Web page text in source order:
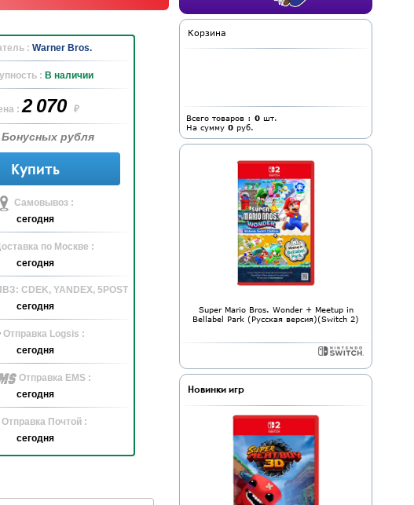
: Warner Bros.
: В наличии
:2 070 ₽
Бонусных рубля
Купить
Самовывоз :
сегодня
по Москве :
сегодня
CDEK, YANDEX, 5POST
сегодня
Отправка Logsis :
сегодня
Отправка EMS :
сегодня
Отправка Почтой :
сегодня
Корзина
Всего товаров : 0 шт.
На сумму 0 руб.
Super Mario Bros. Wonder + Meetup in
Bellabel Park (Русская версия)(Switch 2)
Новинки игр